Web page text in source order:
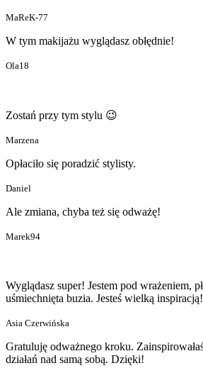
MaReK-77
W tym makijażu wyglądasz obłędnie!
Ola18
Zostań przy tym stylu 😉
Marzena
Opłaciło się poradzić stylisty.
Daniel
Ale zmiana, chyba też się odważę!
Marek94
Wyglądasz super! Jestem pod wrażeniem,
uśmiechnięta buzia. Jesteś wielką inspiracją!
Asia Czerwińska
Gratuluję odważnego kroku.
działań nad samą sobą. Dzięki!